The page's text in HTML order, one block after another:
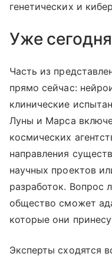
генетических и
Уже сегодня
Часть из
прямо сейчас:
клинические
Луны и Марса
космических
направления
научных проектов
разработок. Вопрос
общество сможет
которые они
Эксперты сходятся